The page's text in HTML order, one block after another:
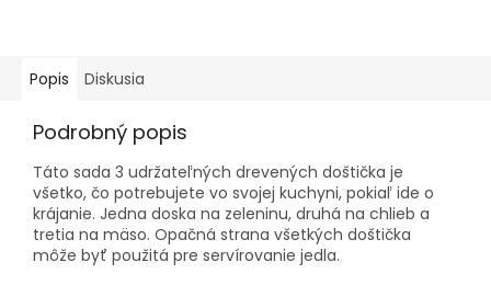
Popis Diskusia
Podrobný popis
Táto sada 3 udržateľných drevených doštička je
všetko, čo potrebujete vo svojej kuchyni, pokiaľ ide o
krájanie. Jedna doska na zeleninu, druhá na chlieb a
tretia na mäso. Opačná strana všetkých doštička
môže byť použitá pre servírovanie jedla.